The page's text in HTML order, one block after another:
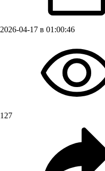
2026-04-17 в 01:00:46
127